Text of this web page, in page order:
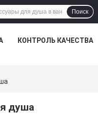
Поиск
КОНТРОЛЬ КАЧЕСТВА
душа